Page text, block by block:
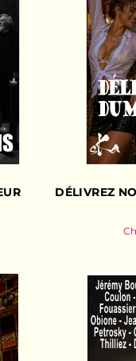
DÉLIVREZ